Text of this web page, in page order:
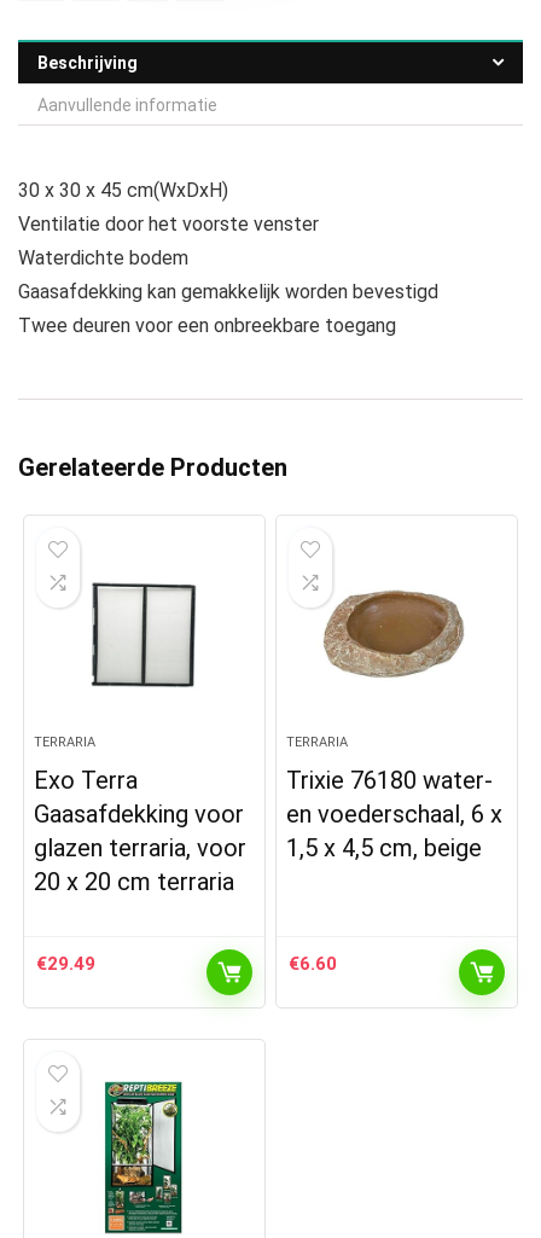
Beschrijving
Aanvullende informatie
30 x 30 x 45 cm(WxDxH)
Ventilatie door het voorste venster
Waterdichte bodem
Gaasafdekking kan gemakkelijk worden bevestigd
Twee deuren voor een onbreekbare toegang
Gerelateerde Producten
TERRARIA
Exo Terra
Gaasafdekking voor
glazen terraria, voor
20 x 20 cm terraria
€29.49
TERRARIA
Trixie 76180 water-
en voederschaal, 6 x
1,5 x 4,5 cm, beige
€6.60